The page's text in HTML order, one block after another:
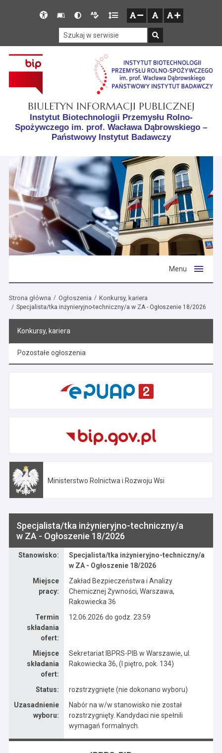
Przejdź do głównego menu
Przejdź do treści
Przejdź do mapy serwisu
Deklaracja
SłownikWersjaWersja
tekstowa
Gęstość
tekstu
BIULETYN INFORMACJI PUBLICZNEJ
Instytut Biotechnologii Przemysłu Rolno-
Spożywczego im. prof. Wacława Dąbrowskiego –
Państwowy Instytut Badawczy
Menu
Strona główna Ogłoszenia Konkursy, kariera
Specjalista/tka inżynieryjno-techniczny/a w ZA - Ogłoszenie 18/2026
Konkursy, kariera
Pozostałe ogłoszenia
Ministerstwo Rolnictwa i Rozwoju Wsi
Specjalista/tka inżynieryjno-techniczny/a
w ZA - Ogłoszenie 18/2026
Stanowisko:
Specjalista/tka inżynieryjno-techniczny/a
w ZA - Ogłoszenie 18/2026
Miejsce
pracy:
Zakład Bezpieczeństwa i Analizy
Chemicznej Żywności, Warszawa,
Rakowiecka 36
Termin
składania
ofert:
12.06.2026 do godz. 23:59
Miejsce
składania
ofert:
Sekretariat IBPRS-PIB w Warszawie, ul.
Rakowiecka 36, (I piętro, pok. 134)
Status:
rozstrzygnięte (nie dokonano wyboru)
Uzasadnienie
wyboru:
Nabór na w/w stanowisko nie został
rozstrzygnięty. Kandydaci nie spełnili
wymagań formalnych.